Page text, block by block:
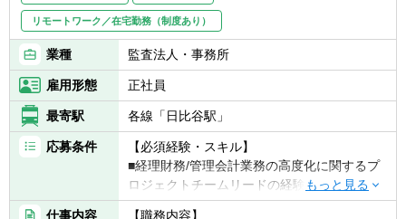
リモートワーク／在宅勤務（制度あり）
業種 監査法人・事務所
雇用形態 正社員
最寄駅 各線「日比谷駅」
応募条件
【必須経験・スキル】
■経理財務/管理会計業務の高度化に関するプ
ロジェクトチームリードの経験
■単体・連結決算プロセスの改善の提案やプ
仕事内容
【職務内容】